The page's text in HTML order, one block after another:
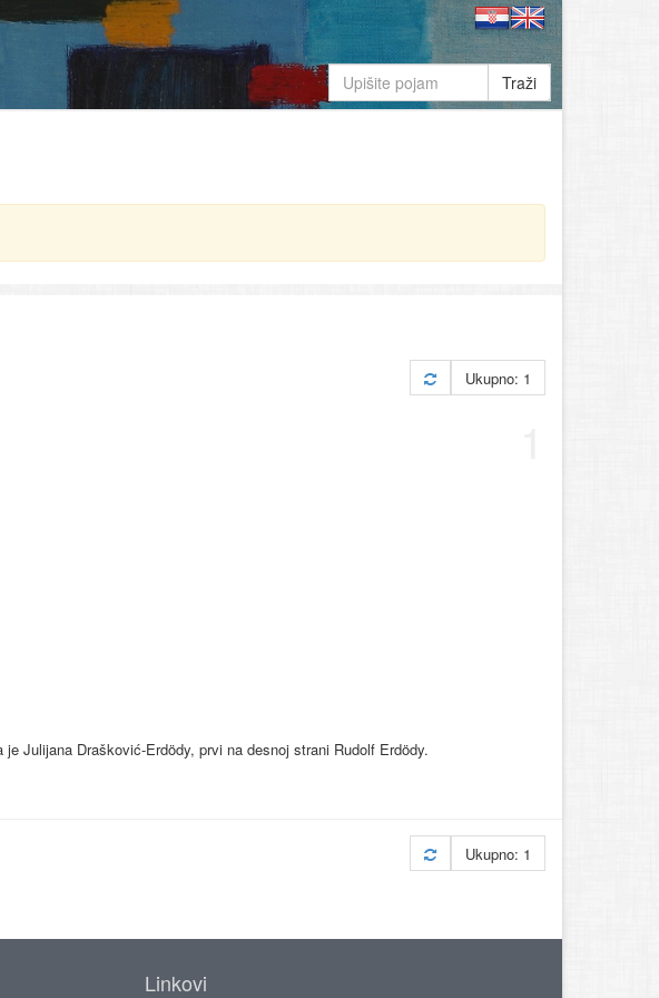
Traži
Ukupno: 1
Julijana Drašković-Erdödy, prvi na desnoj strani Rudolf Erdödy.
Ukupno: 1
Linkovi